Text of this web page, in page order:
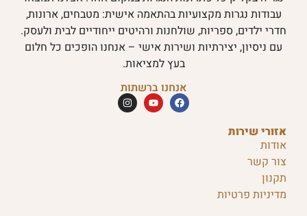
אזורי שירות
אודות
צור קשר
תקנון
מדיניות פרטיות
עבודות נגרות מקצועיות בהתאמה אישית: מטבחים, ארונות,
חדרי ילדים, ספריות, שולחנות ורהיטים ייחודיים לבית ולעסק.
עם ניסיון, יצירתיות ושירות אישי – אנחנו הופכים כל חלום
בעץ למציאות.
אנחנו ברשתות